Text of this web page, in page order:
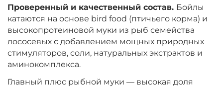
Диаметр:
20 мм
Вкус:
Мульти Фрукт
‍899‍ ₽‍1 058‍₽ +
−
Проверенный и качественный состав. Бойлы
катаются на основе bird food (птичьего корма) и
высокопротеиновой муки из рыб семейства
лососевых с добавлением мощных природных
стимуляторов, соли, натуральных экстрактов и
аминокомплекса.
Главный плюс рыбной муки — высокая доля